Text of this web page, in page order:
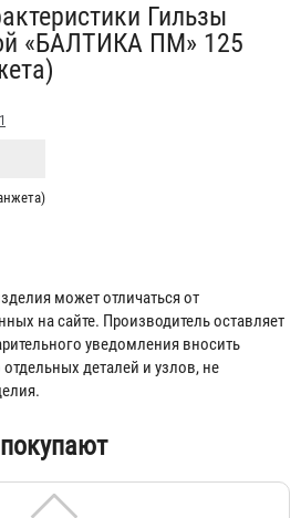
Гильзы
«БАЛТИКА ПМ» 125
может отличаться от
на сайте. Производитель оставляет
уведомления вносить
деталей и узлов, не
Кран КПЧ 50-1
1 619 ₽